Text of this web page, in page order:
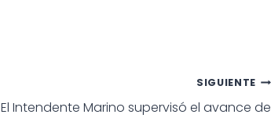
SIGUIENTE
El Intendente Marino supervisó el avance de